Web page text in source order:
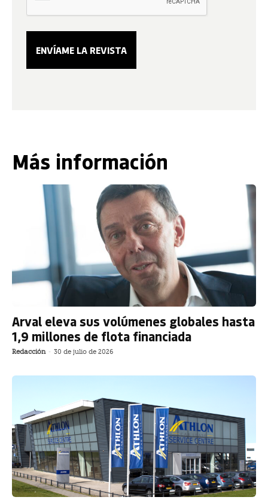
Más información
Arval eleva sus volúmenes globales hasta
1,9 millones de flota financiada
Redacción - 30 de julio de 2026